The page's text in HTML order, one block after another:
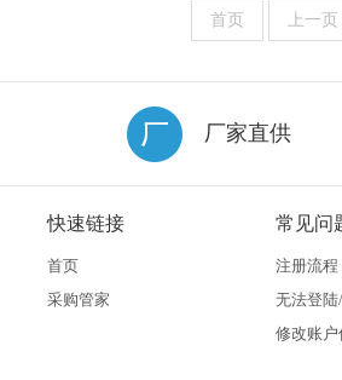
首页 上一页
厂家直供
快速链接
首页
采购管家
常见问
注册流程
无法登
修改账户